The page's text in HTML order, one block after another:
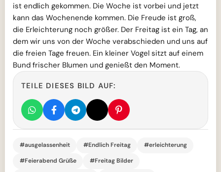
ist endlich gekommen. Die Woche ist vorbei und jetzt
kann das Wochenende kommen. Die Freude ist groß,
die Erleichterung noch größer. Der Freitag ist ein Tag, an
dem wir uns von der Woche verabschieden und uns auf
die freien Tage freuen. Ein kleiner Vogel sitzt auf einem
Bund frischer Blumen und genießt den Moment.
TEILE DIESES BILD AUF:
#ausgelassenheit #Endlich Freitag
#erleichterung
#Feierabend Grüße
#Freitag Bilder